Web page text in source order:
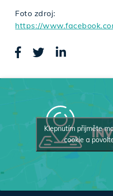
Foto zdroj:
https://
Klepnutím přijměte
cookie a